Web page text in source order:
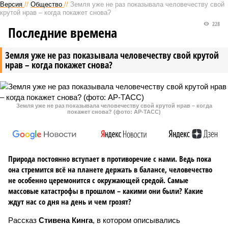
Версия // Общество // Земля уже не раз показывала человечеству свой
крутой нрав – когда покажет снова?
Земля уже не раз показывала человечеству свой крутой
нрав – когда покажет снова?
228
Последние времена
Земля уже не раз показывала человечеству свой крутой нрав – когда
покажет снова? (фото: АР-ТАСС)
Природа постоянно вступает в противоречие с нами. Ведь пока
она стремится всё на планете держать в балансе, человечество
не особенно церемонится с окружающей средой. Самые
массовые катастрофы в прошлом – какими они были? Какие
ждут нас со дня на день и чем грозят?
Рассказ Стивена Кинга, в котором описывались